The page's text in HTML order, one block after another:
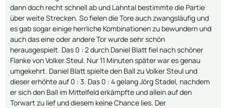
dann doch recht schnell ab und Lahntal bestimmte die Partie
über weite Strecken. So fielen die Tore auch zwangsläufig und
es gab sogar einige herrliche Kombinationen zu bewundern und
auch das eine oder andere Tor wurde sehr schön
herausgespielt. Das 0 : 2 durch Daniel Blatt fiel nach schöner
Flanke von Volker Steul. Nur 11 Minuten später war es genau
umgekehrt. Daniel Blatt spielte den Ball zu Volker Steul und
dieser erhöhte auf 0 : 3. Das 0 : 4 gelang Jörg Stadel, nachdem
er sich den Ball im Mittelfeld erkämpfte und allein auf den
Torwart zu lief und diesem keine Chance lies. Der